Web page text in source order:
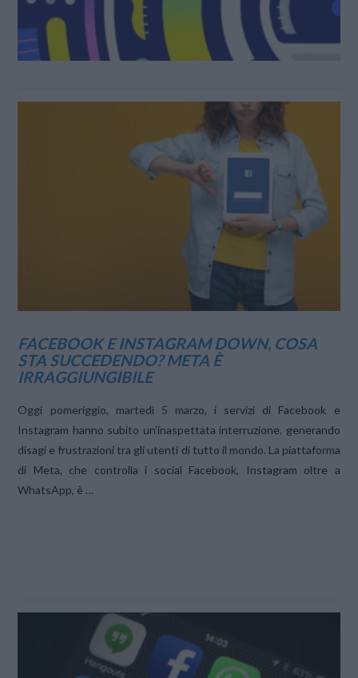
FACEBOOK E INSTAGRAM DOWN, COSA
STA SUCCEDENDO? META È
IRRAGGIUNGIBILE
Oggi pomeriggio, martedì 5 marzo, i servizi di Facebook e
Instagram hanno subito un’inaspettata interruzione, generando
disagi e frustrazioni tra gli utenti di tutto il mondo. La piattaforma
di Meta, che controlla i social Facebook, Instagram oltre a
WhatsApp, è …